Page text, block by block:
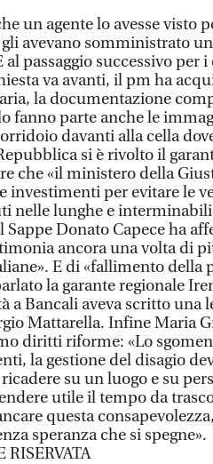
un agente lo avesse visto
avevano somministrato un
passaggio successivo per
va avanti, il pm ha
la documentazione
fanno parte anche le
davanti alla cella
si è rivolto il
che «il ministero della
investimenti per evitare le
nelle lunghe e
Donato Capece ha
ancora una volta di
E di «fallimento della
la garante regionale
Bancali aveva scritto una
Mattarella. Infine Maria
diritti riforme: «Lo
la gestione del disagio
su un luogo e su
utile il tempo da
questa
speranza che si spegne».